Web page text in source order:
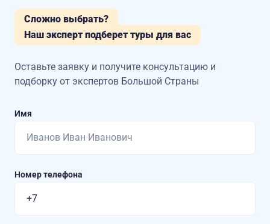
Сложно выбрать?
Наш эксперт подберет туры для вас
Оставьте заявку и получите консультацию и
подборку от экспертов Большой Страны
Имя
Номер телефона